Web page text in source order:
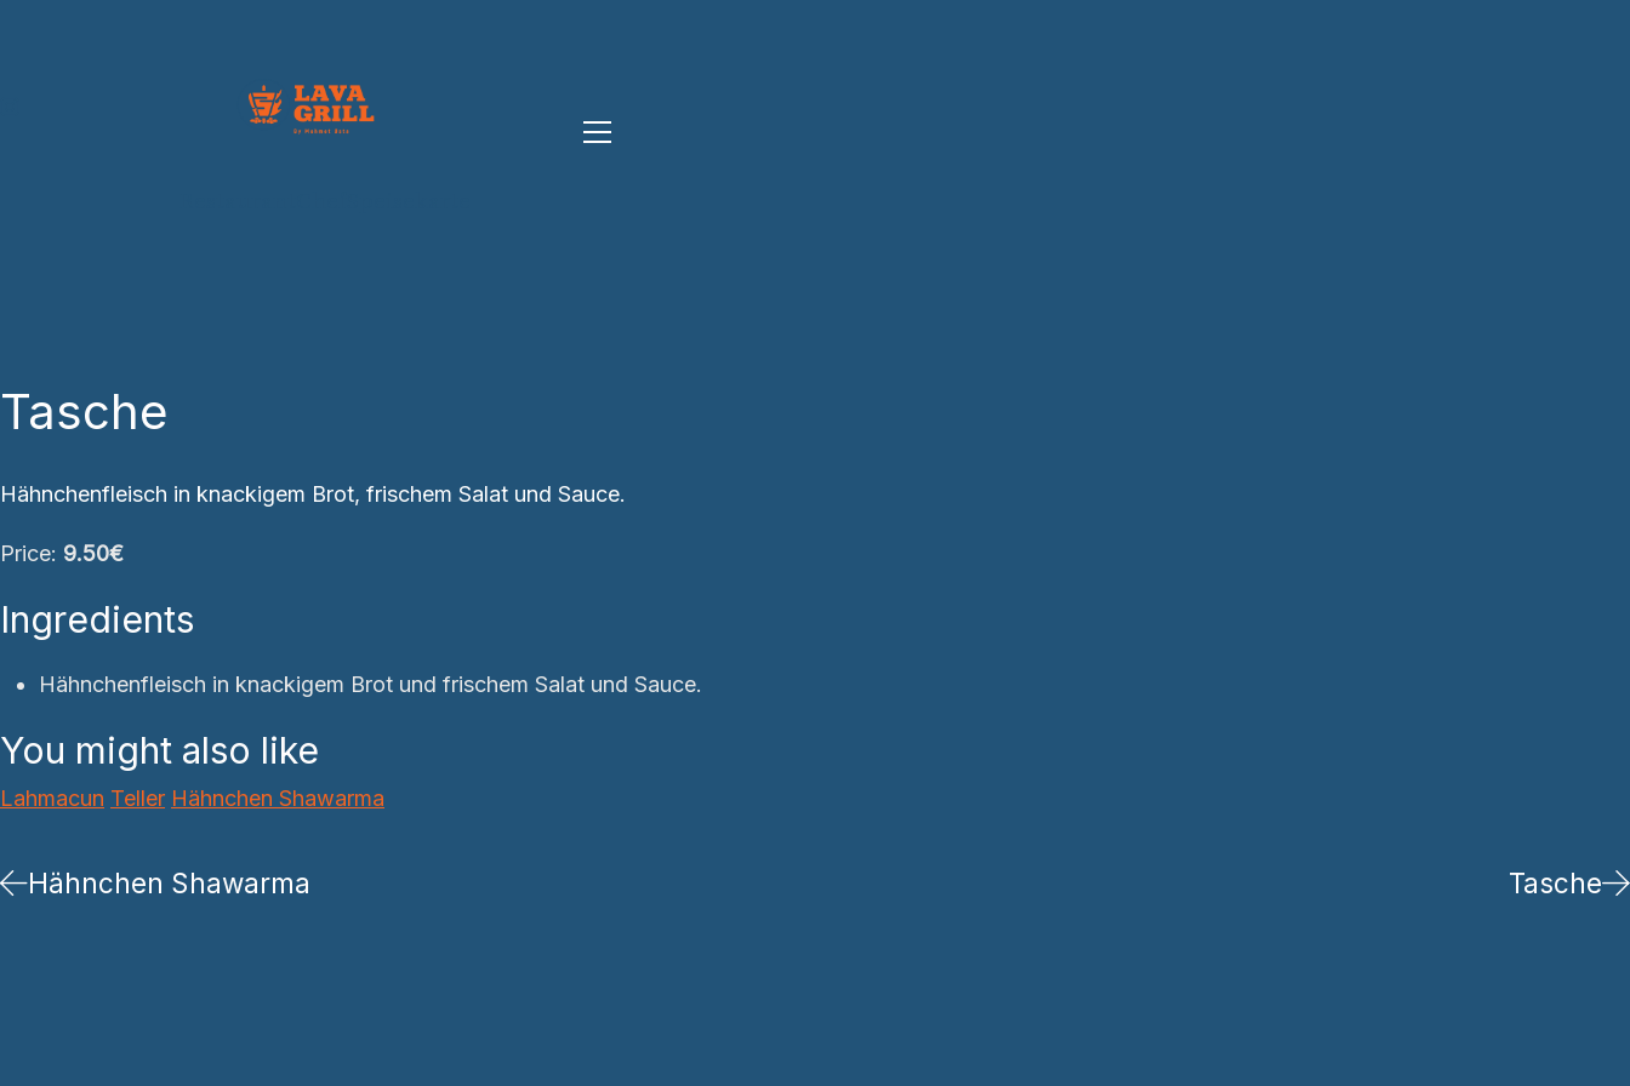
Tasche
Hähnchenfleisch in knackigem Brot, frischem Salat und Sauce.
Price: 9.50€
Ingredients
Hähnchenfleisch in knackigem Brot und frischem Salat und Sauce.
You might also like
Lahmacun Teller Hähnchen Shawarma
Hähnchen Shawarma Tasche